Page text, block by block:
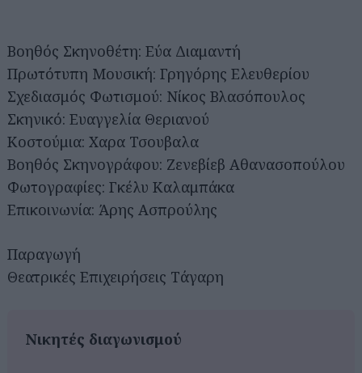
Βοηθός Σκηνοθέτη: Εύα Διαμαντή
Πρωτότυπη Μουσική: Γρηγόρης Ελευθερίου
Σχεδιασμός Φωτισμού: Νίκος Βλασόπουλος
Σκηνικό: Ευαγγελία Θεριανού
Κοστούμια: Χαρα Τσουβαλα
Βοηθός Σκηνογράφου: Ζενεβίεβ Αθανασοπούλου
Φωτογραφίες: Γκέλυ Καλαμπάκα
Επικοινωνία: Άρης Ασπρούλης
Παραγωγή
Θεατρικές Επιχειρήσεις Τάγαρη
Νικητές διαγωνισμού